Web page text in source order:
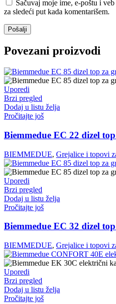
Sačuvaj moje ime, e-poštu i
za sledeći put kada komentarišem.
Povezani proizvodi
Uporedi
Brzi pregled
Dodaj u listu želja
Pročitajte još
Biemmedue EC 22 dizel
BIEMMEDUE, Grejalice i topovi
Uporedi
Brzi pregled
Dodaj u listu želja
Pročitajte još
Biemmedue EC 32 dizel
BIEMMEDUE, Grejalice i topovi
Uporedi
Brzi pregled
Dodaj u listu želja
Pročitajte još